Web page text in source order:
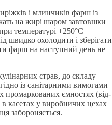
i млинчикiв фарш iз
на жирi шаром завтовшки
температурi +250°C
швидко охолодити i зберiгати
фарш на наступний день не
страв, до складу
iз санiтарними вимогами
промаркованих ємностях (вiд­
касетах у виробничих цехах
забороняється.